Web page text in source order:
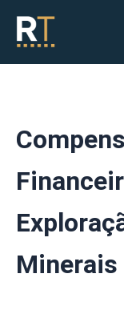
conteúdo
Minerais